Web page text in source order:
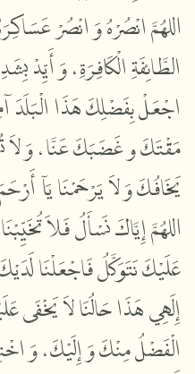
اللهُمَّانْصُرْهُوَ انْصُرْ
الطَّائِفَةِالْكَافِرَةِ،وَ أَيِّدْ
اجْعَلْبِفَضْلِكَهَذَا الْبَلَدَ
مَقْتَكَو غَضَبَكَعَنَّا،وَلاَ
يَخَافُكَوَلاَيَرْحَمْنَايَآ
اللهُمَّإِيَّاكَنَسْأَلُفَلاَ
عَلَيْكَنَتَوَكَّلُفَاجْعَلْنَا
إِلَهِيهَذَاحَالُنَالاَيَخْفَى
الْفَضْلُمِنْكَوَإِلَيْكَ،وَ